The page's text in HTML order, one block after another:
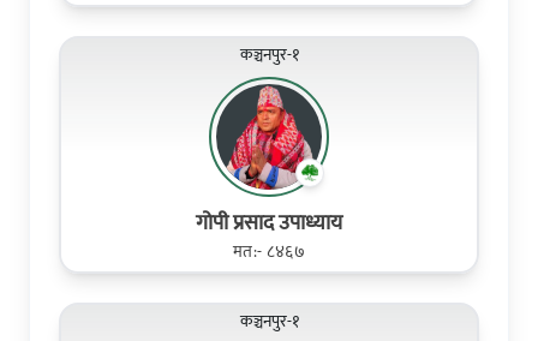
कञ्चनपुर-१
गोपी प्रसाद उपाध्याय
मत:- ८४६७
कञ्चनपुर-१